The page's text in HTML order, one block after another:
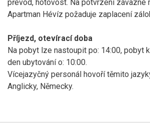
převod, hotovost. Na potvrzení závazné
Apartman Hévíz požaduje zaplacení
Příjezd, otevírací doba
Na pobyt lze nastoupit po: 14:00, pobyt
den ubytování o: 10:00.
Vícejazyčný personál hovoří těmito
Anglicky, Německy.